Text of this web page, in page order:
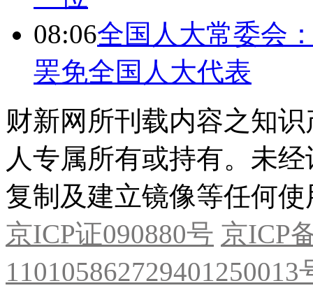
08:06全国人大常委会
罢免全国人大代表
财新网所刊载内容之知
人专属所有或持有。未
复制及建立镜像等任何使
京ICP证090880号 京ICP